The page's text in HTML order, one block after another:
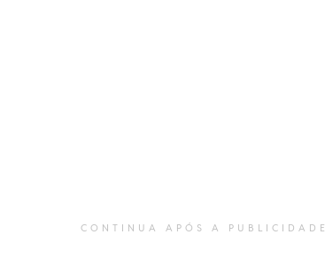
CONTINUA APÓS A PUBLICIDADE